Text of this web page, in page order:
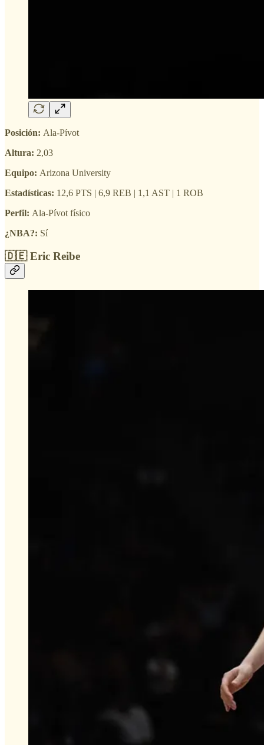
Posición: Ala-Pívot
Altura: 2,03
Equipo: Arizona University
Estadísticas: 12,6 PTS | 6,9 REB | 1,1 AST | 1 ROB
Perfil: Ala-Pívot físico
¿NBA?: Sí
🇩🇪 Eric Reibe